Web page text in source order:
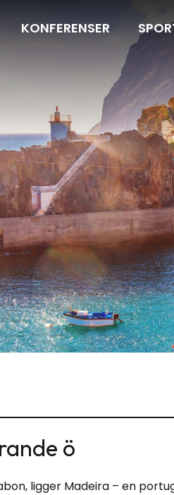
KONFERENSER
ö
ligger Madeira – en